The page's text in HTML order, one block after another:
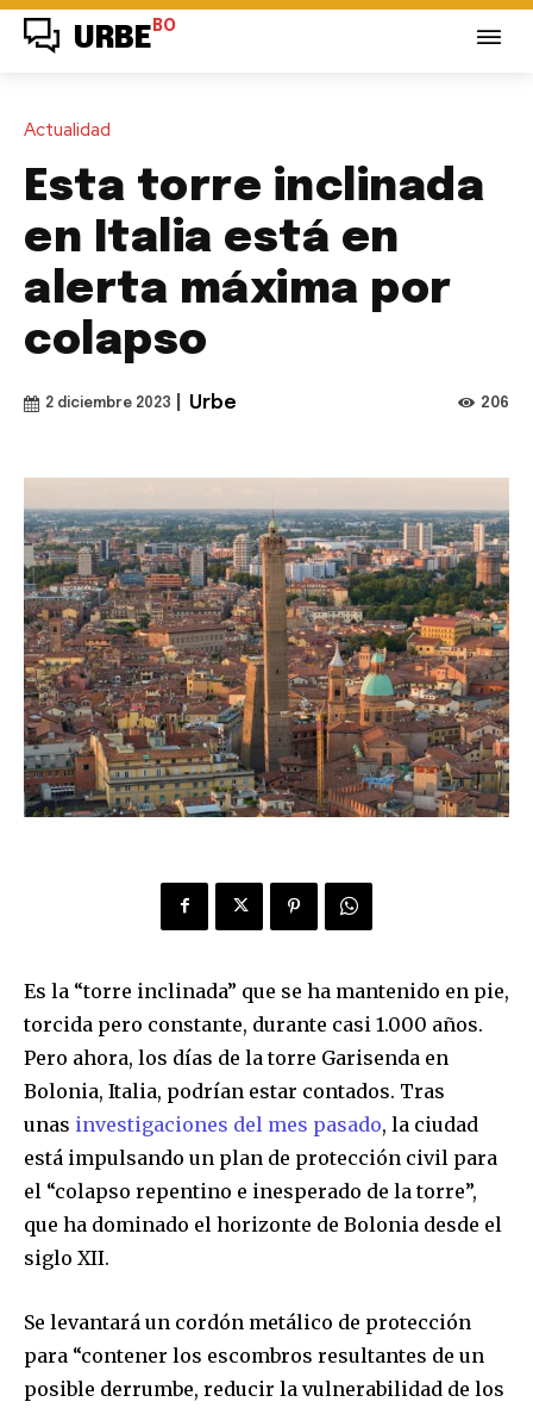
URBE BO
Actualidad
Esta torre inclinada
en Italia está en
alerta máxima por
colapso
2 diciembre 2023 Urbe 206
Es la “torre inclinada” que se ha mantenido en pie,
torcida pero constante, durante casi 1.000 años.
Pero ahora, los días de la torre Garisenda en
Bolonia, Italia, podrían estar contados. Tras
unas investigaciones del mes pasado, la ciudad
está impulsando un plan de protección civil para
el “colapso repentino e inesperado de la torre”,
que ha dominado el horizonte de Bolonia desde el
siglo XII.
Se levantará un cordón metálico de protección
para “contener los escombros resultantes de un
posible derrumbe, reducir la vulnerabilidad de los